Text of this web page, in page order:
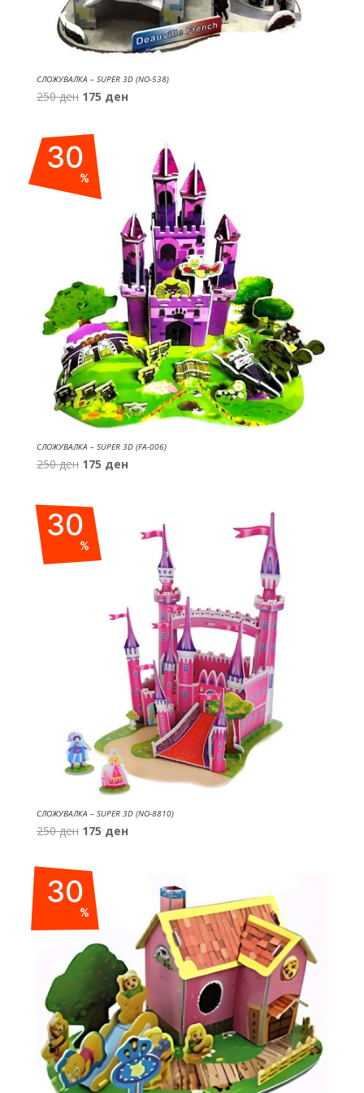
СЛОЖУВАЛКА – SUPER 3D (NO-538)
250ден Original
was:
250 ден.
175 денCurrent
175 ден.
30
%
СЛОЖУВАЛКА – SUPER 3D (FA-006)
250ден Original
250 ден.
175 денCurrent
30
%
СЛОЖУВАЛКА – SUPER 3D (NO-8810)
250ден Original
was:
250 ден.
175 денCurrent
175 ден.
30
%